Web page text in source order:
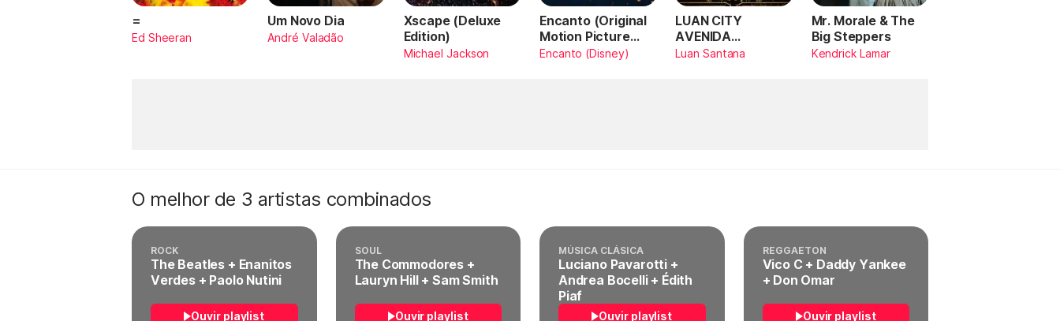
=
Ed Sheeran
Um Novo Dia
André Valadão
Xscape (Deluxe
Edition)
Michael Jackson
Encanto (Original
Motion Picture
Soundtrack)
Encanto (Disney)
LUAN CITY
AVENIDA
AMARILDO
Luan Santana
Mr. Morale & The
Big Steppers
Kendrick Lamar
O melhor de 3 artistas combinados
ROCK
The Beatles + Enanitos
Verdes + Paolo Nutini
Ouvir playlist
SOUL
The Commodores +
Lauryn Hill + Sam Smith
Ouvir playlist
MÚSICA CLÁSICA
Luciano Pavarotti +
Andrea Bocelli + Édith
Piaf
Ouvir playlist
REGGAETON
Vico C + Daddy Yankee
+ Don Omar
Ouvir playlist